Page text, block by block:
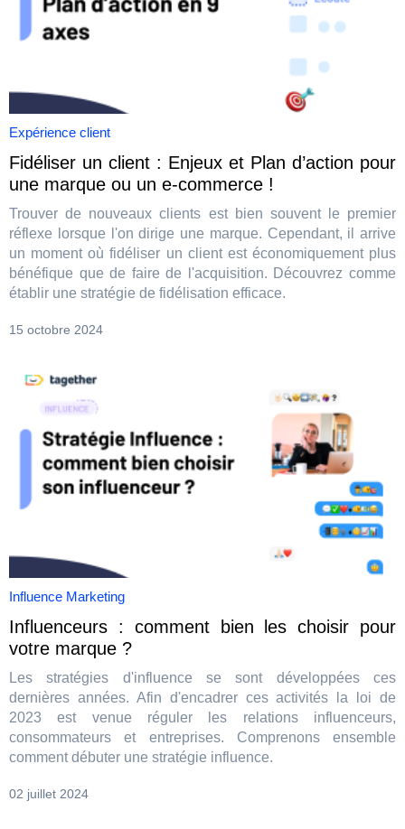
Expérience client
Fidéliser un client : Enjeux et Plan d’action pour
une marque ou un e-commerce !
Trouver de nouveaux clients est bien souvent le premier
réflexe lorsque l'on dirige une marque. Cependant, il arrive
un moment où fidéliser un client est économiquement plus
bénéfique que de faire de l'acquisition. Découvrez comme
établir une stratégie de fidélisation efficace.
15 octobre 2024
Influence Marketing
Influenceurs : comment bien les choisir pour
votre marque ?
Les stratégies d'influence se sont développées ces
dernières années. Afin d'encadrer ces activités la loi de
2023 est venue réguler les relations influenceurs,
consommateurs et entreprises. Comprenons ensemble
comment débuter une stratégie influence.
02 juillet 2024